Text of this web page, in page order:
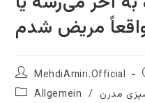
Post
author:
MehdiAmiri.Official
PostAllgemein / مدرن